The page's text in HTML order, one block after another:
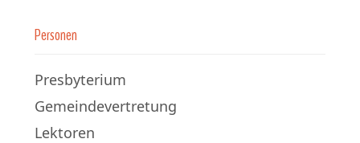
Personen
Presbyterium
Gemeindevertretung
Lektoren